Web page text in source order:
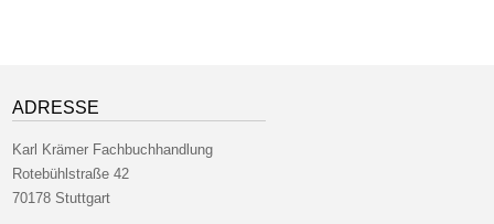
ADRESSE
Karl Krämer Fachbuchhandlung
Rotebühlstraße 42
70178 Stuttgart